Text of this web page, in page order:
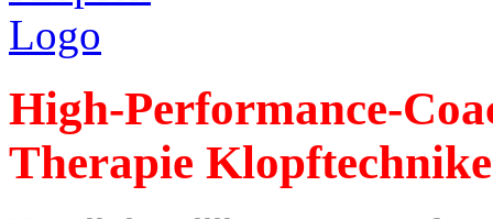
High-Performance-
Therapie